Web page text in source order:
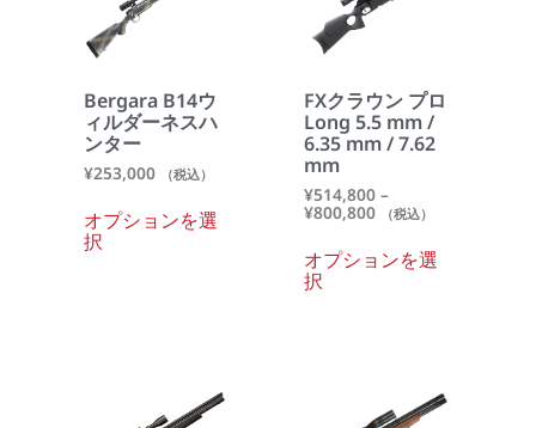
Bergara B14ウ
ィルダーネスハ
ンター
¥253,000 （税込）
オプションを選
択
FXクラウン プロ
Long 5.5 mm /
6.35 mm / 7.62
mm
¥514,800 –
¥800,800 （税込）
オプションを選
択